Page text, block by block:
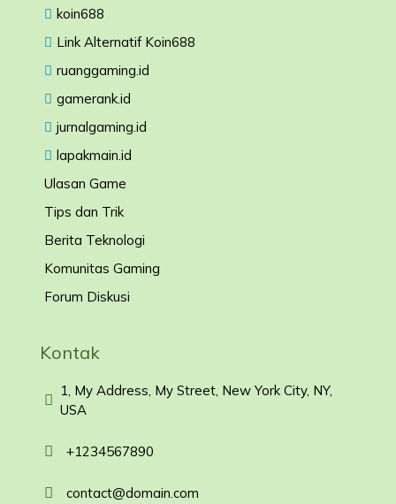
koin688
Link Alternatif Koin688
ruanggaming.id
gamerank.id
jurnalgaming.id
lapakmain.id
Ulasan Game
Tips dan Trik
Berita Teknologi
Komunitas Gaming
Forum Diskusi
Kontak
1, My Address, My Street, New York City, NY,
USA
+1234567890
contact@domain.com